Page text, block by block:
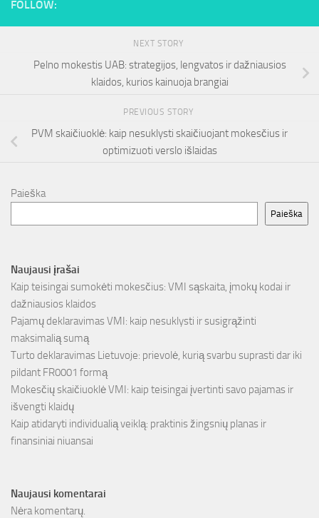
FOLLOW:
NEXT STORY
Pelno mokestis UAB: strategijos, lengvatos ir dažniausios
klaidos, kurios kainuoja brangiai
PREVIOUS STORY
PVM skaičiuoklė: kaip nesuklysti skaičiuojant mokesčius ir
optimizuoti verslo išlaidas
Paieška
Paieška
Naujausi įrašai
Kaip teisingai sumokėti mokesčius: VMI sąskaita, įmokų kodai ir
dažniausios klaidos
Pajamų deklaravimas VMI: kaip nesuklysti ir susigrąžinti
maksimalią sumą
Turto deklaravimas Lietuvoje: prievolė, kurią svarbu suprasti dar iki
pildant FR0001 formą
Mokesčių skaičiuoklė VMI: kaip teisingai įvertinti savo pajamas ir
išvengti klaidų
Kaip atidaryti individualią veiklą: praktinis žingsnių planas ir
finansiniai niuansai
Naujausi komentarai
Nėra komentarų.